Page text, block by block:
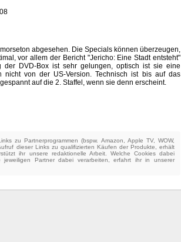
abgesehen. Die Specials können überzeugen,
vor allem der Bericht "Jericho: Eine Stadt entsteht"
der DVD-Box ist sehr gelungen, optisch ist sie eine
nicht von der US-Version. Technisch ist bis auf das
auf die 2. Staffel, wenn sie denn erscheint.
zu Partnerprogrammen (bspw. Amazon, Apple TV, WOW,
dieser Links zu qualifizierten Käufen der Produkte, erhält
ihr unsere redaktionelle Arbeit. Welche Cookies dabei
Partner dabei verarbeiten, erfahrt ihr in unserer